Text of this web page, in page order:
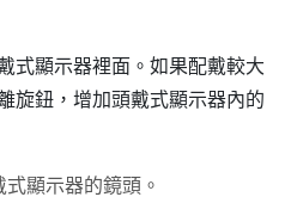
式顯示器裡面。如果配戴較大
旋鈕，增加頭戴式顯示器內的
顯示器的鏡頭。